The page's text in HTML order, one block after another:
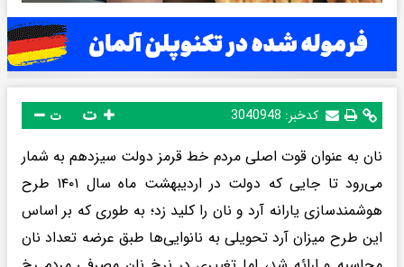
کدخبر: 3040948 ت
نان به عنوان قوت اصلی مردم خط قرمز دولت سیزدهم به شمار
می‌رود تا جایی که دولت در اردیبهشت ماه سال ۱۴۰۱ طرح
هوشمندسازی یارانه آرد و نان را کلید زد؛ به طوری که بر اساس
این طرح میزان آرد تحویلی به نانوایی‌ها طبق عرضه تعداد نان